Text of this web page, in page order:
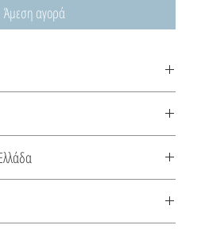
Άμεση αγορά
είδος του μετάλλου και την πέτρα